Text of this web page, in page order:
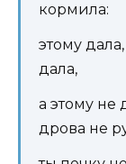
кормила:
этому
дала,
а этому не
дрова не